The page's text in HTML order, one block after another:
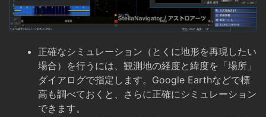
正確なシミュレーション（とくに地形を再現したい
場合）を行うには、観測地の経度と緯度を「場所」
ダイアログで指定します。Google Earthなどで標
高も調べておくと、さらに正確にシミュレーション
できます。